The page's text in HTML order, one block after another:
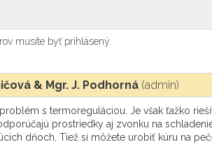
musíte byť prihlásený.
& Mgr. J. Podhorná (admin)
s termoreguláciou. Je však ťažko
prostriedky aj zvonku na
dňoch. Tiež si môžete urobiť kúru na